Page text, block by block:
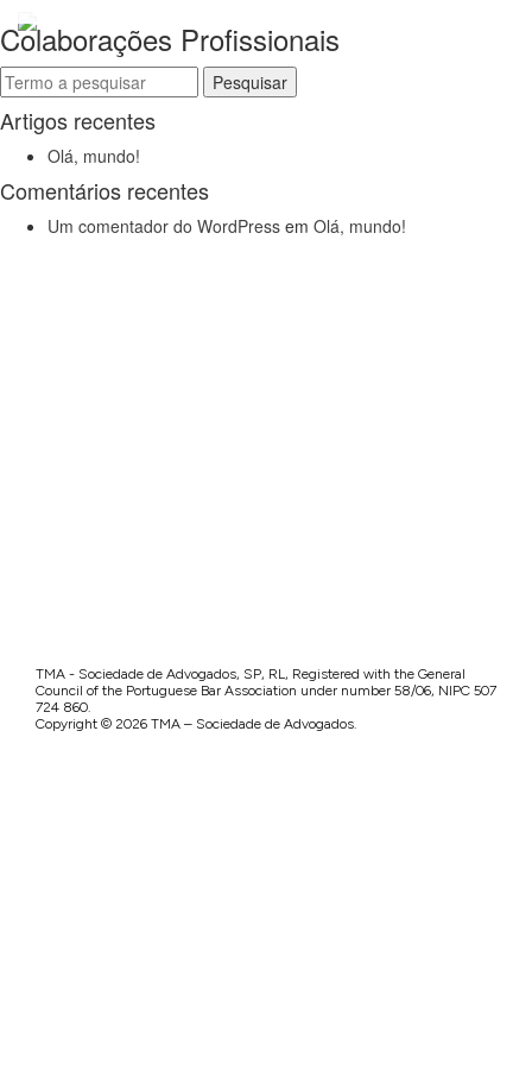
Colaborações Profissionais
Pesquisa
por:
Artigos recentes
Olá, mundo!
Comentários recentes
Um comentador do WordPress em Olá, mundo!
TMA - Sociedade de Advogados, SP, RL, Registered with the General
Council of the Portuguese Bar Association under number 58/06, NIPC 507
724 860.
Copyright © 2026 TMA – Sociedade de Advogados.